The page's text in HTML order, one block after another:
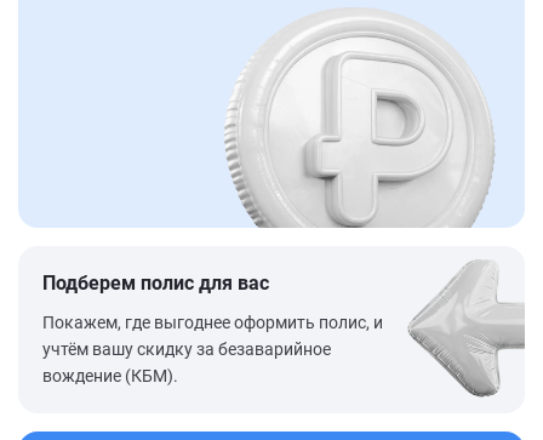
Подберем полис для вас
Покажем, где выгоднее оформить полис, и
учтём вашу скидку за безаварийное
вождение (КБМ).